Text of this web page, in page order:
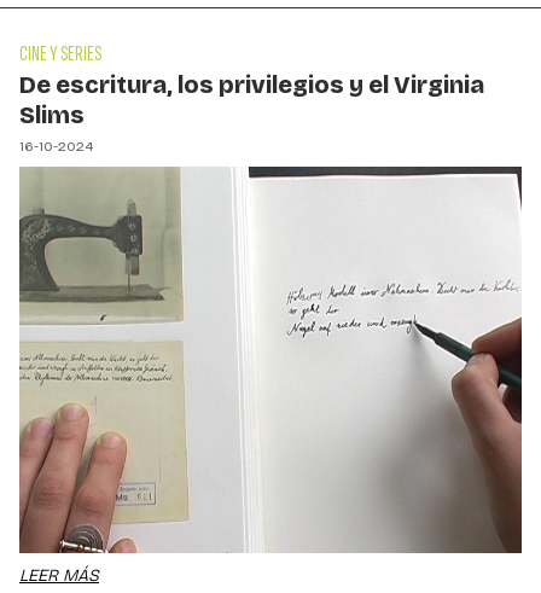
CINE Y SERIES
De escritura, los privilegios y el Virginia
Slims
16-10-2024
LEER MÁS